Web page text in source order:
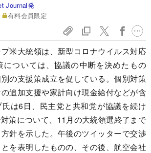
Journal発
有料会員限定
米大統領は、新型コロナウイルス対応
については、協議の中断を決めたもの
の支援策成立を促している。個別対策
追加支援や家計向け現金給付などが含
は6日、民主党と共和党が協議を続け
策について、11月の大統領選終了まで
針を示した。午後のツイッターで交渉
を表明したものの、その後、航空会社